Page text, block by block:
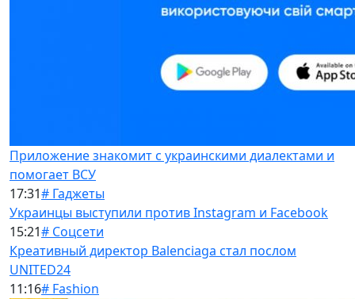
Приложение знакомит с украинскими диалектами и
помогает ВСУ
17:31# Гаджеты
Украинцы выступили против Instagram и Facebook
15:21# Соцсети
Креативный директор Balenciaga стал послом
UNITED24
11:16# Fashion